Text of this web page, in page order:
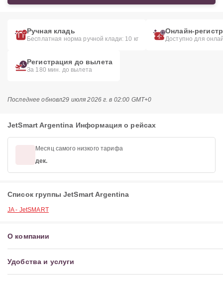
Ручная кладь
Бесплатная норма ручной клади: 10 кг
Онлайн-
Доступно для
Регистрация до вылета
За 180 мин. до вылета
Последнее обновл29 июля 2026 г. в 02:00 GMT+0
JetSmart Argentina Информация о рейсах
Месяц самого низкого тарифа
дек.
Список группы JetSmart Argentina
JA - JetSMART
О компании
Удобства и услуги